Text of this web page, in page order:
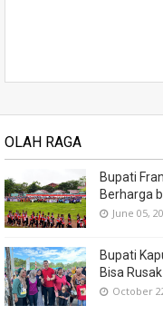
OLAH RAGA
Bupati
Berharga
June 05,
Bupati
Bisa
October